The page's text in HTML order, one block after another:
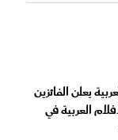
يعلن الفائزين
العربية في